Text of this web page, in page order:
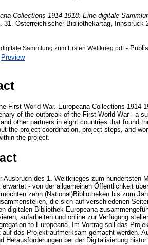
Collections 1914-1918: Eine digitale
31. Österreichischer Bibliothekartag, Innsbruck
Sammlung zum Ersten Weltkrieg.pdf-
Preview
First World War. Europeana Collections 1914-
of the outbreak of the First World War - a
other partners in eight countries that found
the project coordination, project steps, and
the project.
Ausbruch des 1. Weltkrieges zum hundertsten
- von der allgemeinen Öffentlichkeit
zehn (National)Bibliotheken bis zum
die sich auf verschiedenen
digitalen Bibliothek Europeana
aufarbeiten und online zur Verfügung
to Europeana. Im Vortrag soll das
das Projekt aufmerksam gemacht werden.
Herausforderungen bei der Digitalisierung